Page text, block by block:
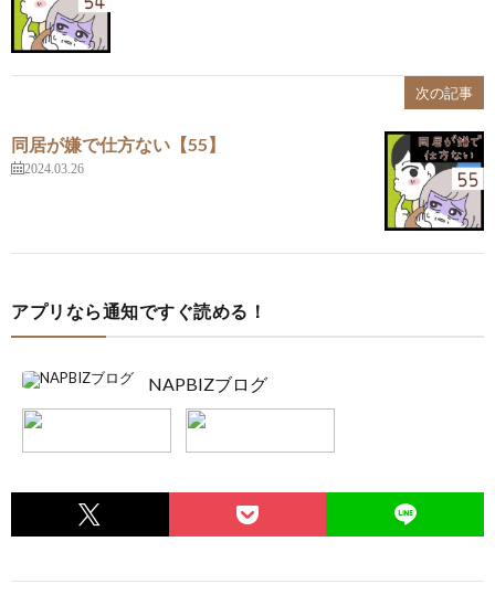
次の記事
同居が嫌で仕方ない【55】
2024.03.26
アプリなら通知ですぐ読める！
NAPBIZブログ